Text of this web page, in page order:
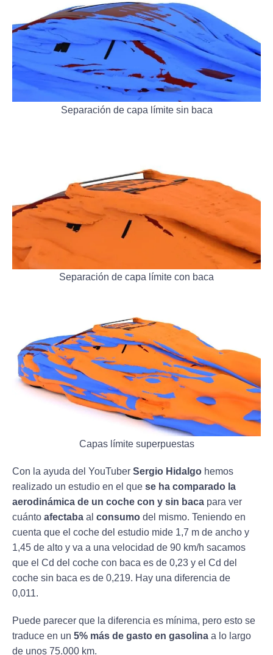
Separación de capa límite sin baca
Separación de capa límite con baca
Capas límite superpuestas
Con la ayuda del YouTuber Sergio Hidalgo hemos
realizado un estudio en el que se ha comparado la
aerodinámica de un coche con y sin baca para ver
cuánto afectaba al consumo del mismo. Teniendo en
cuenta que el coche del estudio mide 1,7 m de ancho y
1,45 de alto y va a una velocidad de 90 km/h sacamos
que el Cd del coche con baca es de 0,23 y el Cd del
coche sin baca es de 0,219. Hay una diferencia de
0,011.
Puede parecer que la diferencia es mínima, pero esto se
traduce en un 5% más de gasto en gasolina a lo largo
de unos 75.000 km.